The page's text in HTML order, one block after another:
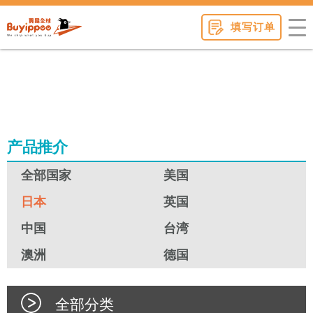
填写订单
产品推介
全部国家
美国
日本
英国
中国
台湾
澳洲
德国
全部分类